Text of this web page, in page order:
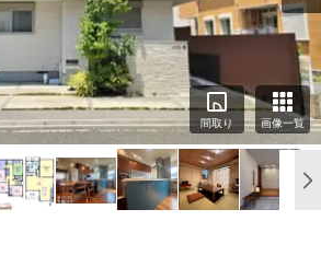
間取り 画像一覧